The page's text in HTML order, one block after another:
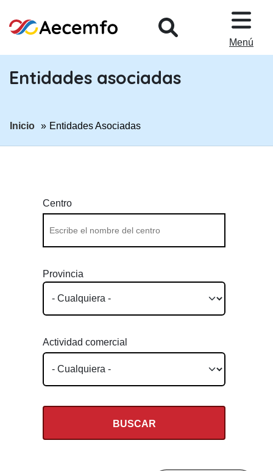
Menú
Entidades asociadas
ir a página:
Inicio Entidades Asociadas
Centro
Provincia
Actividad comercial